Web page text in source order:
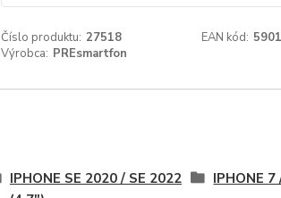
Číslo produktu: 27518 EAN kód:
Výrobca: PREsmartfon
IPHONE SE 2020 / SE 2022
IPHONE